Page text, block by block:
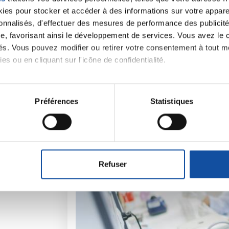
pour stocker et accéder à des informations sur votre
d'effectuer des mesures de performance des
favorisant ainsi le développement de services. Vous avez le
Vous pouvez modifier ou retirer votre consentement à tout
ou en cliquant sur l'icône de confidentialité.
également :
sur votre localisation géographique qui peuvent être
de vos données personnelles et définir vos
ou retirer votre consentement à tout moment à partir de la
de publicité et d'analyse, qui peuvent combiner celles-ci
ont collectées lors de votre utilisation de leurs services.
Préférences Statistiques
Refuser
La Ligue contre